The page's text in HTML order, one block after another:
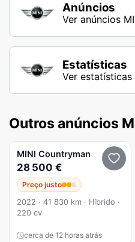
Anúncios
Ver anúncios
Estatísticas
Ver
Outros anúncios
MINI Countryman
28 500 €
Preço justo
2022 · 41 830 km · Híbrido ·
220 cv
cerca de 12 horas atrás